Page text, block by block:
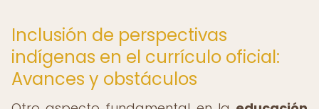
Inclusión de perspectivas
indígenas en el currículo oficial:
Avances y obstáculos